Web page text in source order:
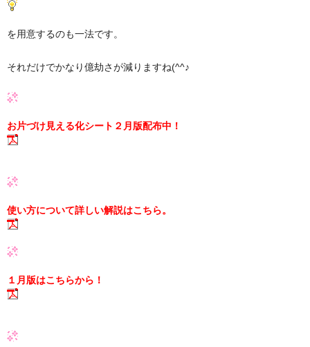
を用意するのも一法です。
それだけでかなり億劫さが減りますね(^^♪
お片づけ見える化シート２月版配布中！
使い方について詳しい解説はこちら。
１月版はこちらから！